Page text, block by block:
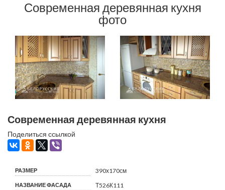
Современная деревянная кухня
фото
Современная деревянная кухня
Поделиться ссылкой
РАЗМЕР 390х170см
НАЗВАНИЕ ФАСАДА Т526К111